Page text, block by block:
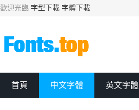
歡迎光臨 字型下載 字體下載
首頁 中文字體 英文字體